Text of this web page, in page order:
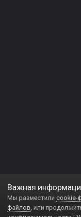
Важная
Мы разместили cookie-
файлов, или